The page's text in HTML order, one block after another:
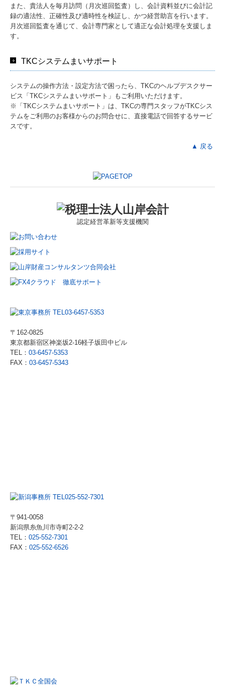
また、貴法人を毎月訪問（月次巡回監査）し、会計資料並びに会計記
録の適法性、正確性及び適時性を検証し、かつ経営助言を行います。
月次巡回監査を通じて、会計専門家として適正な会計処理を支援しま
す。
TKCシステムまいサポート
システムの操作方法・設定方法で困ったら、TKCのヘルプデスクサー
ビス「TKCシステムまいサポート」もご利用いただけます。
※「TKCシステムまいサポート」は、TKCの専門スタッフがTKCシス
テムをご利用のお客様からのお問合せに、直接電話で回答するサービ
スです。
▲ 戻る
認定経営革新等支援機関
〒162-0825
東京都新宿区神楽坂2-16軽子坂田中ビル
TEL： 03-6457-5353
FAX： 03-6457-5343
〒941-0058
新潟県糸魚川市寺町2-2-2
TEL： 025-552-7301
FAX： 025-552-6526